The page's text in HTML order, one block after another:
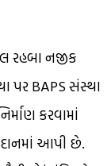
રહબા નજીક
પર BAPS સંસ્થા
કરવામાં
આપી છે.